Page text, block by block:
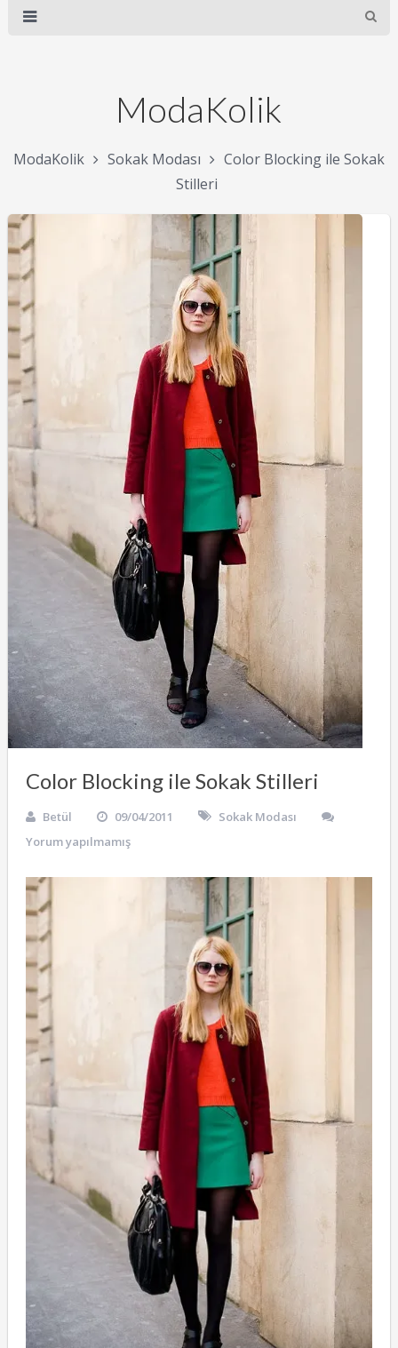
ModaKolik
ModaKolik Sokak Modası
Color Blocking ile Sokak
Stilleri
Color Blocking ile Sokak Stilleri
Betül 09/04/2011
Sokak Modası
Yorum yapılmamış